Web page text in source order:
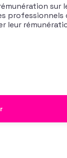
sur
professionnels
leur